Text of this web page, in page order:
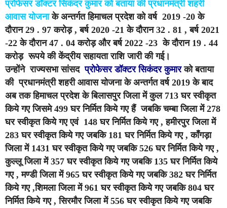
प्रोफेसर डॉक्टर सिकंदर कुमार को बताया की प्रधानमंत्री शहरी
आवास योजनाके अन्तर्गत हिमाचल प्रदेश को वर्ष 2019 -20 के
दौरान 29 . 97 करोड़ , बर्ष 2020 -21 के दौरान 32 . 81 , बर्ष 2021
-22 के दौरान 47 . 04 करोड़ और बर्ष 2022 -23 के दौरान 19 . 44
करोड़ रूपये की केंद्रीय सहायता राशि जारी की गई।
उन्होंने राज्यसभा सांसदप्रोफेसर डॉक्टर सिकंदर कुमारको बताया
की प्रधानमंत्री शहरी आवास योजना के अन्तर्गत वर्ष 2019 के बाद
अब तक हिमाचल प्रदेश के बिलासपुर जिला में कुल 713 घर स्वीकृत
किये गए जिसमे 499 घर निर्मित किये गए हैं जबकि चम्बा जिला में 278
घर स्वीकृत किये गए एवं 148 घर निर्मित किये गए , हमीरपुर जिला में
283 घर स्वीकृत किये गए जबकि 181 घर निर्मित किये गए , काँगड़ा
जिला में 1431 घर स्वीकृत किये गए जबकि 526 घर निर्मित किये गए ,
कुल्लू जिला में 357 घर स्वीकृत किये गए जबकि 135 घर निर्मित किये
गए , मण्डी जिला में 965 घर स्वीकृत किये गए जबकि 382 घर निर्मित
किये गए ,शिमला जिला में 961 घर स्वीकृत किये गए जबकि 804 घर
निर्मित किये गए , सिरमौर जिला में 556 घर स्वीकृत किये गए जबकि